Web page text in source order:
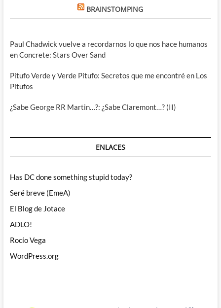
BRAINSTOMPING
Paul Chadwick vuelve a recordarnos lo que nos hace humanos
en Concrete: Stars Over Sand
Pitufo Verde y Verde Pitufo: Secretos que me encontré en Los
Pitufos
¿Sabe George RR Martin…?: ¿Sabe Claremont…? (II)
ENLACES
Has DC done something stupid today?
Seré breve (EmeA)
El Blog de Jotace
ADLO!
Rocío Vega
WordPress.org